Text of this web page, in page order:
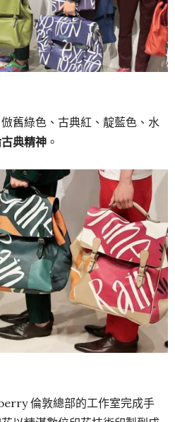
舊綠色、古典紅、靛藍色、水
典精神 。
倫敦總部的工作室完成手